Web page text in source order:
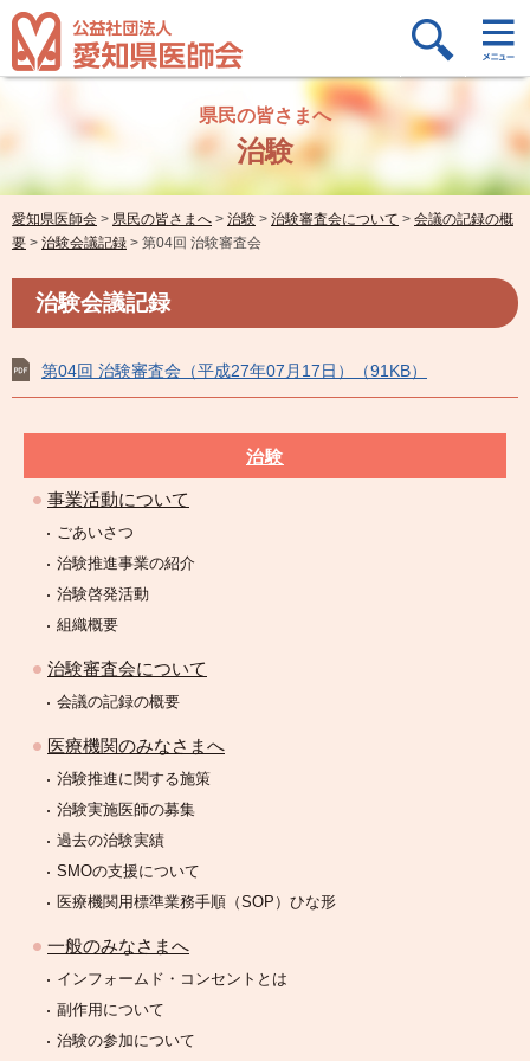
県民の皆さまへ
治験
愛知県医師会 > 県民の皆さまへ > 治験 > 治験審査会について > 会議の記録の概
要 > 治験会議記録 > 第04回 治験審査会
治験会議記録
第04回 治験審査会（平成27年07月17日）（91KB）
治験
事業活動について
ごあいさつ
治験推進事業の紹介
治験啓発活動
組織概要
治験審査会について
会議の記録の概要
医療機関のみなさまへ
治験推進に関する施策
治験実施医師の募集
過去の治験実績
SMOの支援について
医療機関用標準業務手順（SOP）ひな形
一般のみなさまへ
インフォームド・コンセントとは
副作用について
治験の参加について